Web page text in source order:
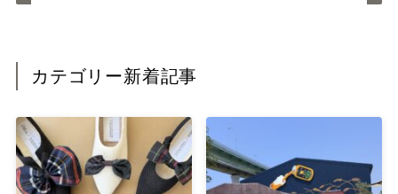
カテゴリー新着記事